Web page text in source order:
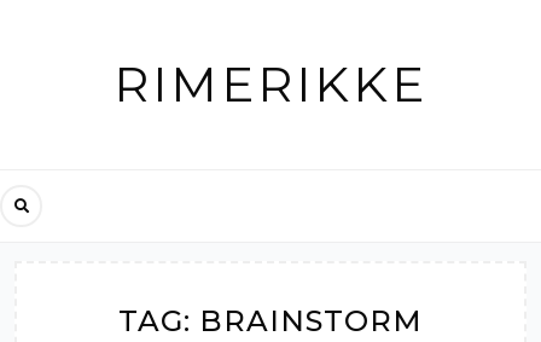
RIMERIKKE
TAG: BRAINSTORM